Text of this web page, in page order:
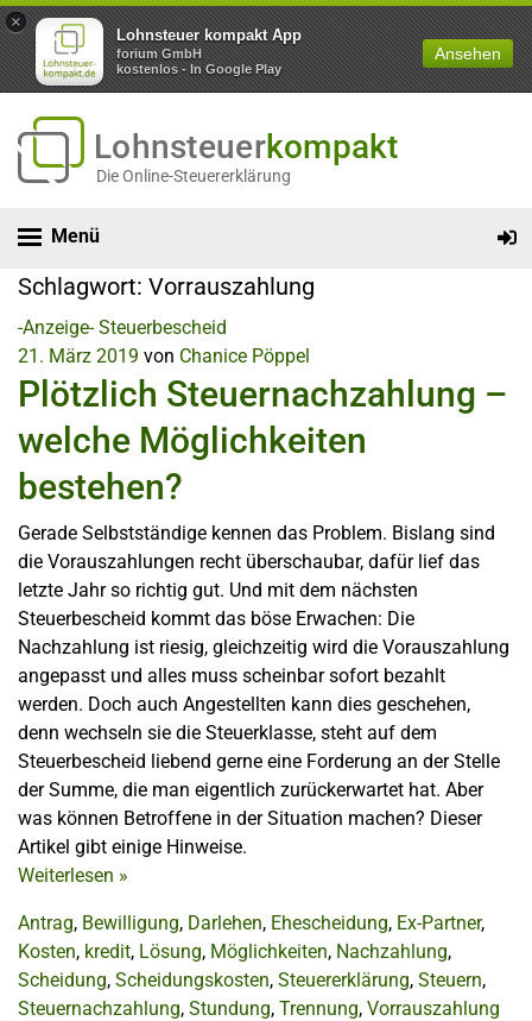
×
Lohnsteuer kompakt App
forium GmbH
kostenlos - In Google Play
Ansehen
Lohnsteuerkompakt
Die Online-Steuererklärung
Menü
Schlagwort: Vorrauszahlung
-Anzeige- Steuerbescheid
21. März 2019 von Chanice Pöppel
Plötzlich Steuernachzahlung –
welche Möglichkeiten
bestehen?
Gerade Selbstständige kennen das Problem. Bislang sind
die Vorauszahlungen recht überschaubar, dafür lief das
letzte Jahr so richtig gut. Und mit dem nächsten
Steuerbescheid kommt das böse Erwachen: Die
Nachzahlung ist riesig, gleichzeitig wird die Vorauszahlung
angepasst und alles muss scheinbar sofort bezahlt
werden. Doch auch Angestellten kann dies geschehen,
denn wechseln sie die Steuerklasse, steht auf dem
Steuerbescheid liebend gerne eine Forderung an der Stelle
der Summe, die man eigentlich zurückerwartet hat. Aber
was können Betroffene in der Situation machen? Dieser
Artikel gibt einige Hinweise.
Weiterlesen »
Antrag, Bewilligung, Darlehen, Ehescheidung, Ex-Partner,
Kosten, kredit, Lösung, Möglichkeiten, Nachzahlung,
Scheidung, Scheidungskosten, Steuererklärung, Steuern,
Steuernachzahlung, Stundung, Trennung, Vorrauszahlung